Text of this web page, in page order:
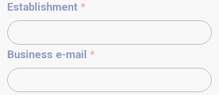
Establishment *
Business e-mail *